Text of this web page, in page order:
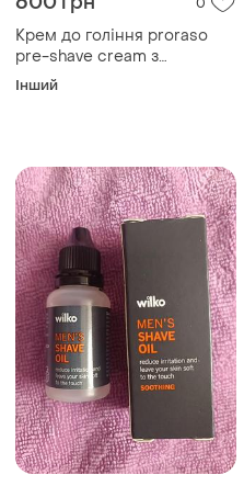
Крем до гоління proraso
pre-shave cream з
екстрактом евкаліпта та
Інший